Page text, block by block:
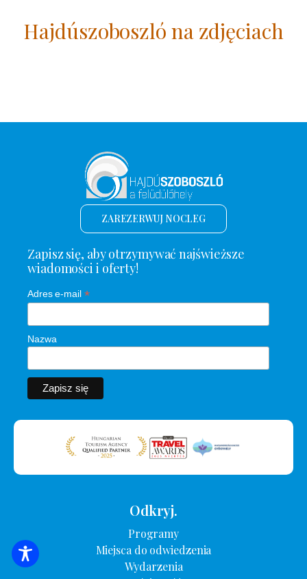
Hajdúszoboszló na zdjęciach
WYSZUKIWANIE ZAKWATEROWANIA
ZAREZERWUJ NOCLEG
Zapisz się, aby otrzymywać najświeższe
wiadomości i oferty!
Adres e-mail *
Nazwa
Odkryj.
Programy
Miejsca do odwiedzenia
Wydarzenia